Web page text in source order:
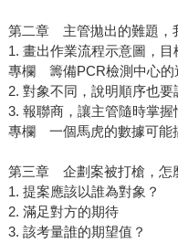
第二章 主管拋出的難題，
1. 畫出作業流程示意圖，目
專欄 籌備PCR檢測中心的
2. 對象不同，說明順序也要
3. 報聯商，讓主管隨時掌握
專欄 一個馬虎的數據可能
第三章 企劃案被打槍，怎
1. 提案應該以誰為對象？
2. 滿足對方的期待
3. 該考量誰的期望值？